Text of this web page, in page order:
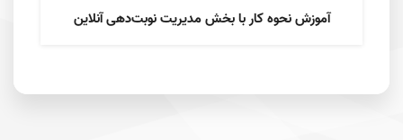
آموزش نحوه کار با بخش مدیریت نوبت‌دهی آنلاین